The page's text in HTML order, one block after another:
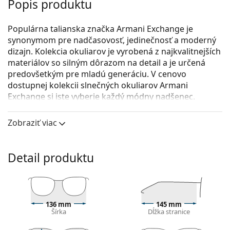
Popis produktu
Populárna talianska značka Armani Exchange je
synonymom pre nadčasovosť, jedinečnosť a moderný
dizajn. Kolekcia okuliarov je vyrobená z najkvalitnejších
materiálov so silným dôrazom na detail a je určená
predovšetkým pre mladú generáciu. V cenovo
dostupnej kolekcii slnečných okuliarov Armani
Exchange si iste vyberie každý módny nadšenec.
Armani Exchange 0AX2034S 600087 59sú unisex
slnečné okuliare.
pomocou funkcie virtuálnej skúšky.
Čierna farba rámov skvele ladí so studeným
odtieňom pleti a so svetlohnedými, čiernymi alebo
svetlými blond vlasmi.
Zobraziť viac
Detail produktu
136 mm
Šírka
145 mm
Dĺžka stranice